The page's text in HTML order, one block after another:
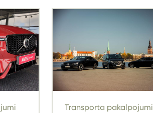
Transporta pakalpojumi